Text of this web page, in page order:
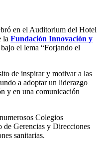
en el Auditorium del Hotel
la Fundación Innovación y
el lema “Forjando el
de inspirar y motivar a las
a adoptar un liderazgo
y en una comunicación
Colegios
de Gerencias y Direcciones
sanitarias.